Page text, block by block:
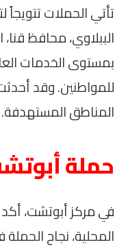
تأتي الحملات
الببلاوي، محافظ
بمستوى الخدمات
للمواطنين. وقد
المناطق المستهدفة.
حملة
في مركز أبوتشت،